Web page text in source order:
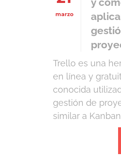
marzo
Trello es una
en línea y
conocida
gestión de
similar a